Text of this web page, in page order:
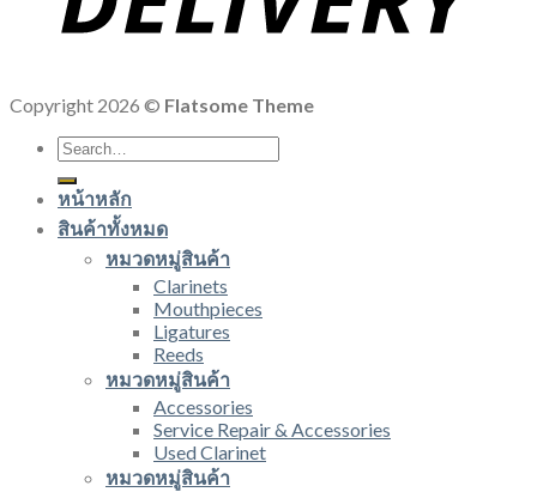
Copyright 2026 © Flatsome Theme
Search
for:
หน้าหลัก
สินค้าทั้งหมด
หมวดหมู่สินค้า
Clarinets
Mouthpieces
Ligatures
Reeds
หมวดหมู่สินค้า
Accessories
Service Repair & Accessories
Used Clarinet
หมวดหมู่สินค้า